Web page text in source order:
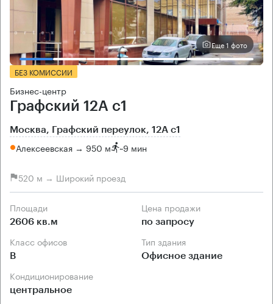
Еще 1 фото
БЕЗ КОМИССИИ
Бизнес-центр
Графский 12А с1
Москва, Графский переулок, 12А с1
Алексеевская → 950 м ~9 мин
520 м → Широкий проезд
Площади
2606 кв.м
Цена продажи
по запросу
Класс офисов
B
Тип здания
Офисное здание
Кондиционирование
центральное